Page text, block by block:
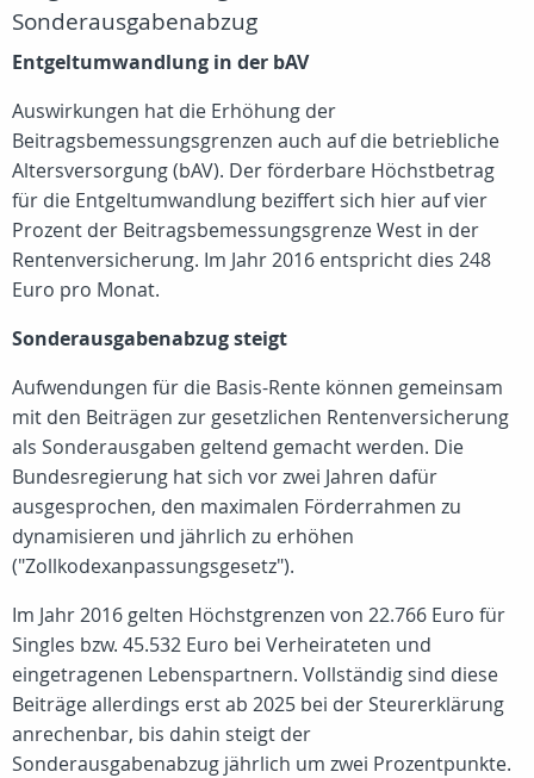
Sonderausgabenabzug
Entgeltumwandlung in der bAV
Auswirkungen hat die Erhöhung der
Beitragsbemessungsgrenzen auch auf die betriebliche
Altersversorgung (bAV). Der förderbare Höchstbetrag
für die Entgeltumwandlung beziffert sich hier auf vier
Prozent der Beitragsbemessungsgrenze West in der
Rentenversicherung. Im Jahr 2016 entspricht dies 248
Euro pro Monat.
Sonderausgabenabzug steigt
Aufwendungen für die Basis-Rente können gemeinsam
mit den Beiträgen zur gesetzlichen Rentenversicherung
als Sonderausgaben geltend gemacht werden. Die
Bundesregierung hat sich vor zwei Jahren dafür
ausgesprochen, den maximalen Förderrahmen zu
dynamisieren und jährlich zu erhöhen
("Zollkodexanpassungsgesetz").
Im Jahr 2016 gelten Höchstgrenzen von 22.766 Euro für
Singles bzw. 45.532 Euro bei Verheirateten und
eingetragenen Lebenspartnern. Vollständig sind diese
Beiträge allerdings erst ab 2025 bei der Steurerklärung
anrechenbar, bis dahin steigt der
Sonderausgabenabzug jährlich um zwei Prozentpunkte.